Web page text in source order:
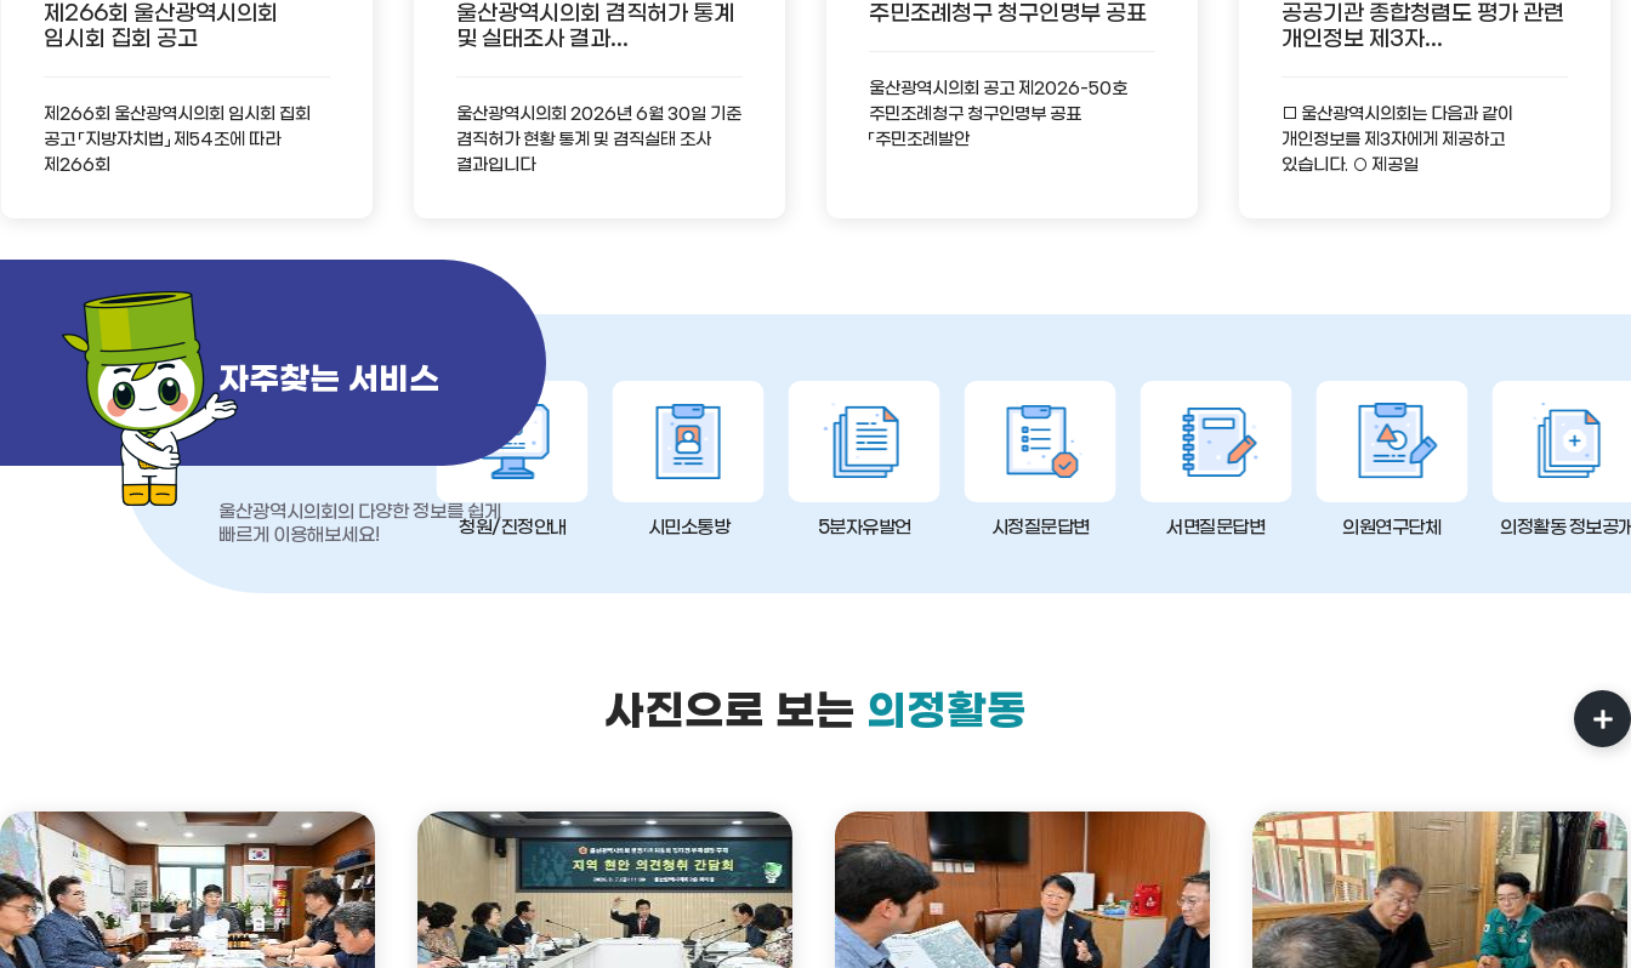
제266회 울산광역시의회
임시회 집회 공고
제266회 울산광역시의회 임시회 집회
공고 「지방자치법」 제54조에 따라
제266회
울산광역시의회 겸직허가 통계
및 실태조사 결과...
울산광역시의회 2026년 6월 30일 기준
겸직허가 현황 통계 및 겸직실태 조사
결과입니다
주민조례청구 청구인명부 공표
울산광역시의회 공고 제2026-50호
주민조례청구 청구인명부 공표
「주민조례발안
공공기관 종합청렴도 평가 관련
개인정보 제3자...
□ 울산광역시의회는 다음과 같이
개인정보를 제3자에게 제공하고
있습니다. ○ 제공일
자주찾는 서비스
울산광역시의회의 다양한 정보를 쉽게
빠르게 이용해보세요!
청원/진정안내 시민소통방 5분자유발언 시정질문답변 서면질문답변 의원연구단체 의정활동 정보공
사진으로 보는 의정활동